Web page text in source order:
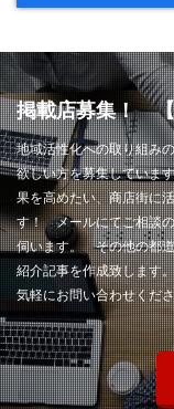
掲載店募集！
地域活性化への取り組み
欲しい方を募集していま
果を高めたい、商店街に
す！ メールにてご相談
伺います。 その他の都
紹介記事を作成致しま
気軽にお問い合わせくだ